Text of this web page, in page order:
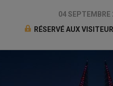
04 SEPTEMBRE
RÉSERVÉ AUX